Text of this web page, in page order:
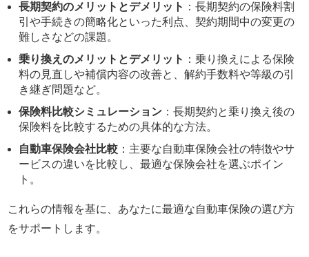
長期契約のメリットとデメリット ：長期契約の保険料割
引や手続きの簡略化といった利点、契約期間中の変更の
難しさなどの課題。
乗り換えのメリットとデメリット ：乗り換えによる保険
料の見直しや補償内容の改善と、解約手数料や等級の引
き継ぎ問題など。
保険料比較シミュレーション ：長期契約と乗り換え後の
保険料を比較するための具体的な方法。
自動車保険会社比較 ：主要な自動車保険会社の特徴やサ
ービスの違いを比較し、最適な保険会社を選ぶポイン
ト。
これらの情報を基に、あなたに最適な自動車保険の選び方
をサポートします。